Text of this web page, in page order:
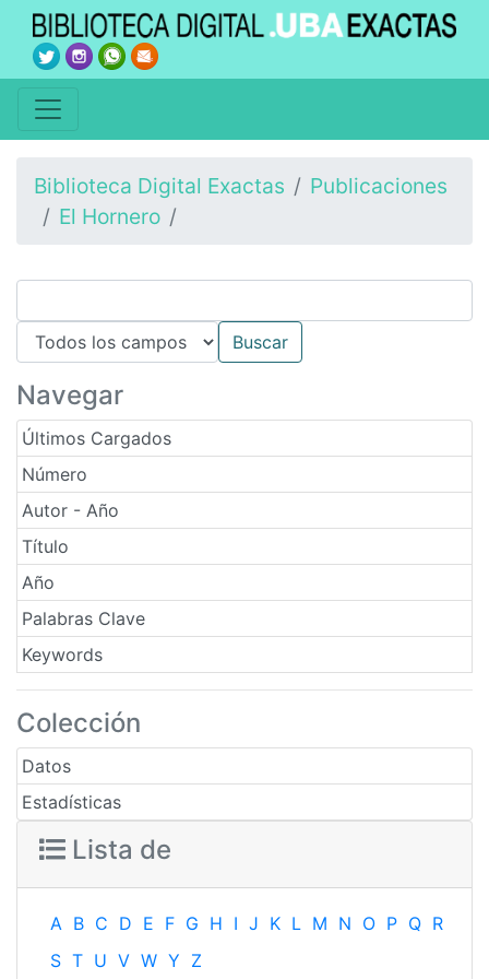
Biblioteca Digital Exactas
Publicaciones
El Hornero
Navegar
Últimos Cargados
Número
Autor - Año
Título
Año
Palabras Clave
Keywords
Colección
Datos
Estadísticas
Lista de
A B C D E F G H I J K L M N O P Q R
S T U V W Y Z